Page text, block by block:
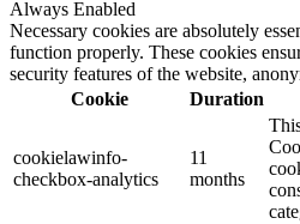
Always Enabled
Necessary cookies are absolutely
function properly. These cookies
security features of the website,
Cookie
Duration
cookielawinfo-
checkbox-analytics
11
months